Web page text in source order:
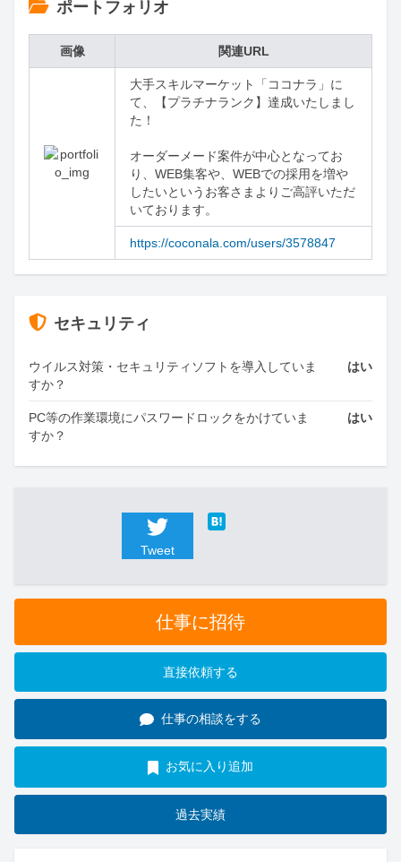
ポートフォリオ
画像 関連URL
大手スキルマーケット「ココナラ」に
て、【プラチナランク】達成いたしまし
た！
オーダーメード案件が中心となってお
り、WEB集客や、WEBでの採用を増や
したいというお客さまよりご高評いただ
いております。
https://coconala.com/users/3578847
セキュリティ
ウイルス対策・セキュリティソフトを導入していま
すか？
はい
PC等の作業環境にパスワードロックをかけていま
すか？
はい
Tweet
仕事に招待
直接依頼する
仕事の相談をする
お気に入り追加
過去実績